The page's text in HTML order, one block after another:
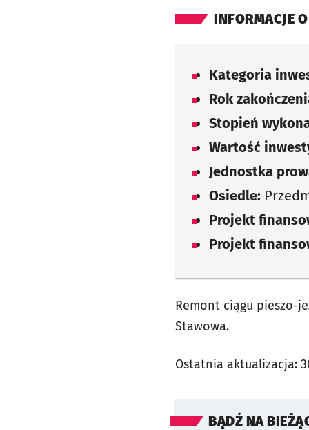
INFORMACJE
Kategoria
Rok
Stopień
Wartość
Jednostka
Osiedle:
Projekt
Projekt
Remont ciągu pieszo-
Stawowa.
Ostatnia aktualizacja:
BĄDŹ NA